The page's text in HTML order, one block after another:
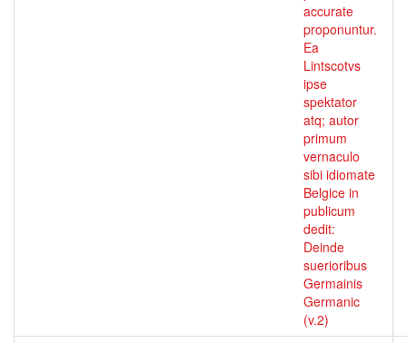
accurate
proponuntur.
Ea
Lintscotvs
ipse
spektator
atq; autor
primum
vernaculo
sibi idiomate
Belgice in
publicum
dedit:
Deinde
suerioribus
Germainis
Germanic
(v.2)